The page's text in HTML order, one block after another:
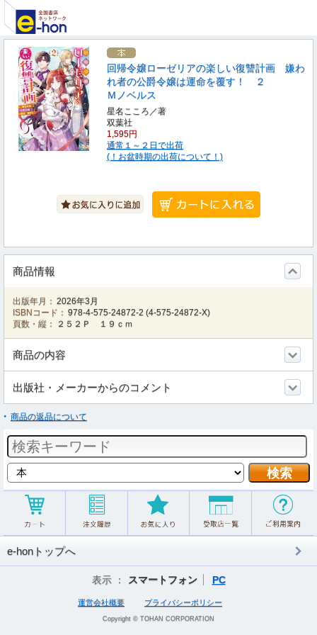
回帰令嬢ローゼリアの楽しい復讐計画 嫌わ
れ者の公爵令嬢は運命を覆す！ ２
Ｍノベルス
星名こころ／著
双葉社
1,595円
通常１～２日で出荷
(！お盆時期の出荷について！)
商品情報
出版年月： 2026年3月
ISBNコード： 978-4-575-24872-2 (4-575-24872-X)
頁数・縦：
２５２Ｐ １９ｃｍ
商品の内容
出版社・メーカーからのコメント
商品の返品について
e-honトップへ
表示 ： スマートフォン PC
運営会社概要 プライバシーポリシー
Copyright © TOHAN CORPORATION